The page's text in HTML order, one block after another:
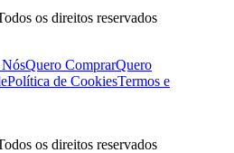
os direitos reservados
NósQuero ComprarQuero
Política de CookiesTermos e
os direitos reservados